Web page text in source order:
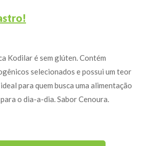
Kodilar é sem glúten. Contém
selecionados e possui um teor
para quem busca uma alimentação
o dia-a-dia. Sabor Cenoura.